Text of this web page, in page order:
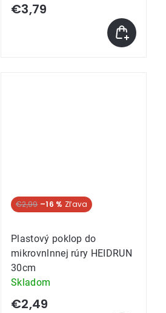
€3,79
€2,99 –16 %
Plastový poklop do
mikrovnlnnej rúry HEIDRUN
30cm
Skladom
€2,49